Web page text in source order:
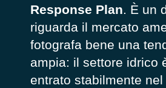
Response Plan. È un
riguarda il mercato
fotografa bene una
ampia: il settore idrico
entrato stabilmente